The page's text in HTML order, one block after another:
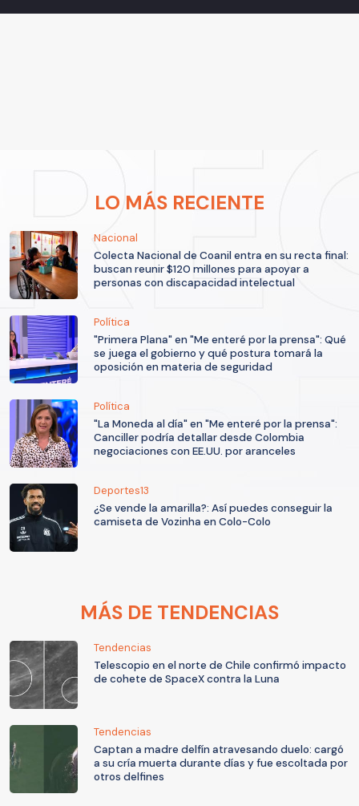
LO MÁS RECIENTE
Nacional
Colecta Nacional de Coanil entra en su recta final:
buscan reunir $120 millones para apoyar a
personas con discapacidad intelectual
Política
"Primera Plana" en "Me enteré por la prensa": Qué
se juega el gobierno y qué postura tomará la
oposición en materia de seguridad
Política
"La Moneda al día" en "Me enteré por la prensa":
Canciller podría detallar desde Colombia
negociaciones con EE.UU. por aranceles
Deportes13
¿Se vende la amarilla?: Así puedes conseguir la
camiseta de Vozinha en Colo-Colo
MÁS DE TENDENCIAS
Tendencias
Telescopio en el norte de Chile confirmó impacto
de cohete de SpaceX contra la Luna
Tendencias
Captan a madre delfín atravesando duelo: cargó
a su cría muerta durante días y fue escoltada por
otros delfines